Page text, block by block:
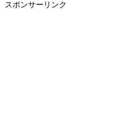
スポンサーリンク